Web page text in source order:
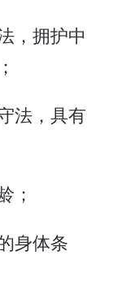
，拥护中
法，具有
；
身体条